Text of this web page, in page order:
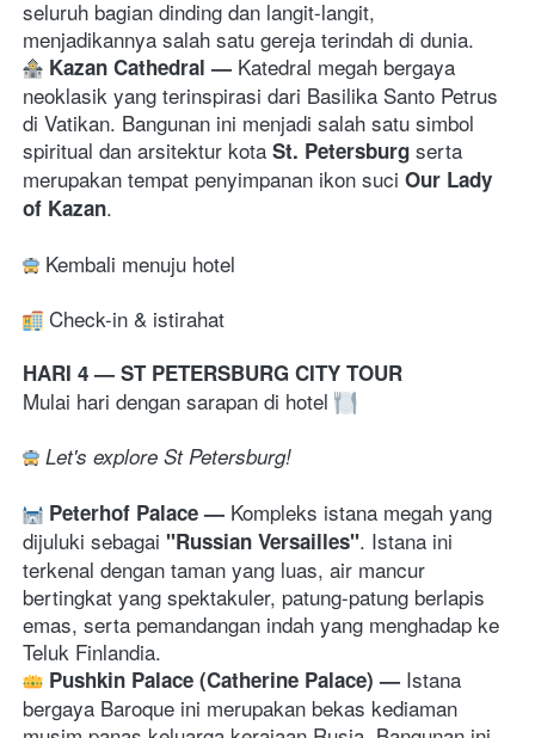
seluruh bagian dinding dan langit-langit,
menjadikannya salah satu gereja terindah di dunia.
Kazan Cathedral — Katedral megah bergaya
neoklasik yang terinspirasi dari Basilika Santo Petrus
di Vatikan. Bangunan ini menjadi salah satu simbol
spiritual dan arsitektur kota St. Petersburg serta
merupakan tempat penyimpanan ikon suci Our Lady
of Kazan.
Kembali menuju hotel
Check-in & istirahat
HARI 4 — ST PETERSBURG CITY TOUR
Mulai hari dengan sarapan di hotel
Let's explore St Petersburg!
Peterhof Palace — Kompleks istana megah yang
dijuluki sebagai "Russian Versailles". Istana ini
terkenal dengan taman yang luas, air mancur
bertingkat yang spektakuler, patung-patung berlapis
emas, serta pemandangan indah yang menghadap ke
Teluk Finlandia.
Pushkin Palace (Catherine Palace) — Istana
bergaya Baroque ini merupakan bekas kediaman